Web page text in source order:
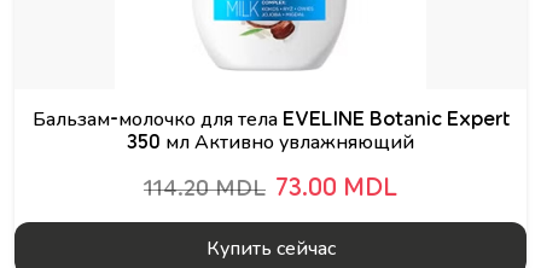
Бальзам-молочко для тела EVELINE Botanic Expert
350 мл Активно увлажняющий
114.20 MDL 73.00 MDL
Купить сейчас